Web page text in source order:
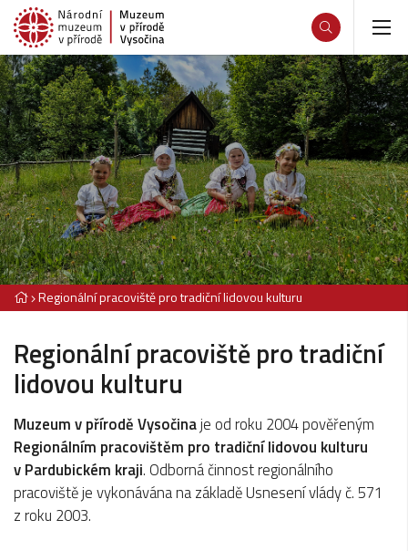
Regionální pracoviště pro tradiční lidovou kulturu
Regionální pracoviště pro tradiční
lidovou kulturu
Muzeum v přírodě Vysočinaje od roku 2004 pověřeným
Regionálním pracovištěm pro tradiční lidovou kulturu
v Pardubickém kraji. Odborná činnost regionálního
pracoviště je vykonávána na základě Usnesení vlády č. 571
z roku 2003.